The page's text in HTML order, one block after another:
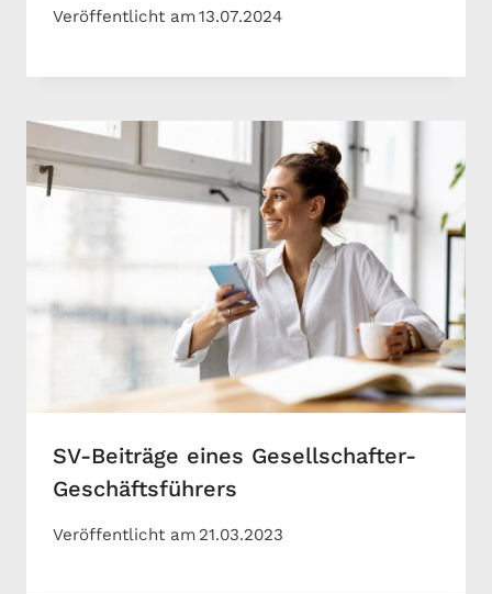
Veröffentlicht am13.07.2024
SV-Beiträge eines Gesellschafter-
Geschäftsführers
Veröffentlicht am 21.03.2023